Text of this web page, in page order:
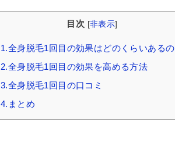
目次 [非表示]
1.全身脱毛1回目の効果はどのくらいあるの
2.全身脱毛1回目の効果を高める方法
3.全身脱毛1回目の口コミ
4.まとめ